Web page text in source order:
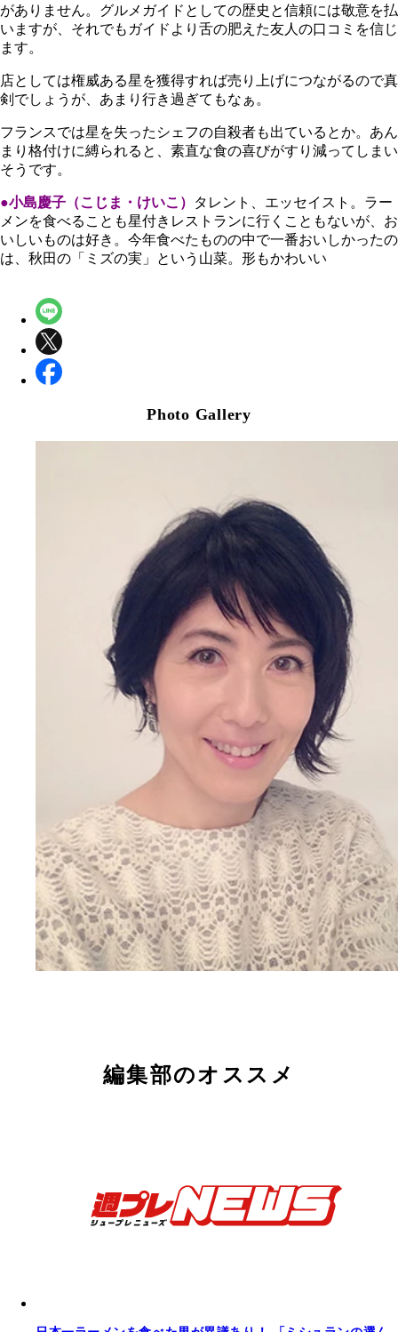
がありません。グルメガイドとしての歴史と信頼には敬意を払
いますが、それでもガイドより舌の肥えた友人の口コミを信じ
ます。
店としては権威ある星を獲得すれば売り上げにつながるので真
剣でしょうが、あまり行き過ぎてもなぁ。
フランスでは星を失ったシェフの自殺者も出ているとか。あん
まり格付けに縛られると、素直な食の喜びがすり減ってしまい
そうです。
●小島慶子（こじま・けいこ）
タレント、エッセイスト。ラー
メンを食べることも星付きレストランに行くこともないが、お
いしいものは好き。今年食べたものの中で一番おいしかったの
は、秋田の「ミズの実」という山菜。形もかわいい
Photo Gallery
編集部のオススメ